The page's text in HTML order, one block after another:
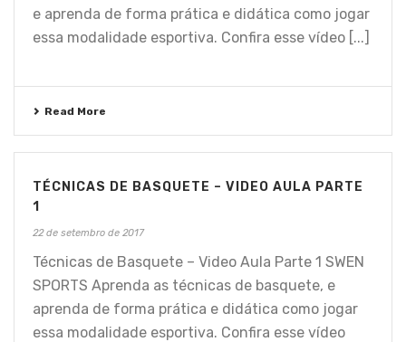
e aprenda de forma prática e didática como jogar
essa modalidade esportiva. Confira esse vídeo [...]
Read More
TÉCNICAS DE BASQUETE – VIDEO AULA PARTE
1
22 de setembro de 2017
Técnicas de Basquete – Video Aula Parte 1 SWEN
SPORTS Aprenda as técnicas de basquete, e
aprenda de forma prática e didática como jogar
essa modalidade esportiva. Confira esse vídeo